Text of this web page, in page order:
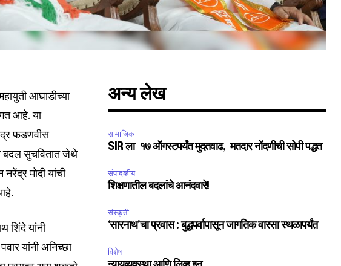
SUBSCRIBE
आघाडीच्या
आहे. या
फडणवीस
बदल सुचवितात जेथे
मोदी यांची
शिंदे यांनी
यांनी अनिच्छा
अन्य लेख
सामाजिक
SIR ला १७ ऑगस्टपर्यंत मुदतवाढ, मतदार नोंदणीची सोपी पद्धत
संपादकीय
शिक्षणातील बदलांचे आनंदवारे!
संस्कृती
‘सारनाथ’चा प्रवास : बुद्धपर्वापासून जागतिक वारसा स्थळापर्यंत
विशेष